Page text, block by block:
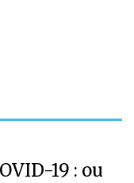
19 : ou